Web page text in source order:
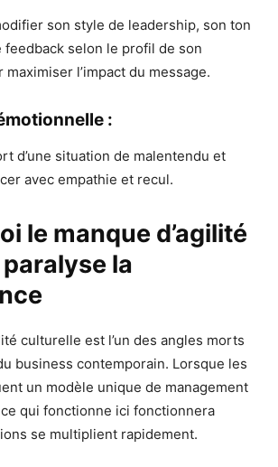
son style de leadership, son ton
feedback selon le profil de son
l’impact du message.
:
d’une situation de malentendu et
avec empathie et recul.
le manque d’agilité
la
culturelle est l’un des angles morts
business contemporain. Lorsque les
un modèle unique de management
qui fonctionne ici fonctionnera
se multiplient rapidement.